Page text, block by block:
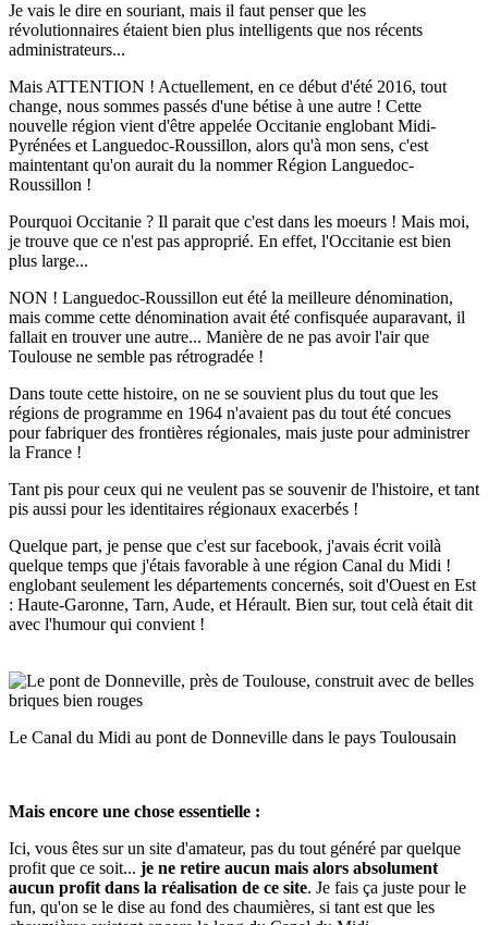
Je vais le dire en souriant, mais il faut penser que les
révolutionnaires étaient bien plus intelligents que nos récents
administrateurs...
Mais ATTENTION ! Actuellement, en ce début d'été 2016, tout
change, nous sommes passés d'une bétise à une autre ! Cette
nouvelle région vient d'être appelée Occitanie englobant Midi-
Pyrénées et Languedoc-Roussillon, alors qu'à mon sens, c'est
maintentant qu'on aurait du la nommer Région Languedoc-
Roussillon !
Pourquoi Occitanie ? Il parait que c'est dans les moeurs ! Mais moi,
je trouve que ce n'est pas approprié. En effet, l'Occitanie est bien
plus large...
NON ! Languedoc-Roussillon eut été la meilleure dénomination,
mais comme cette dénomination avait été confisquée auparavant, il
fallait en trouver une autre... Manière de ne pas avoir l'air que
Toulouse ne semble pas rétrogradée !
Dans toute cette histoire, on ne se souvient plus du tout que les
régions de programme en 1964 n'avaient pas du tout été concues
pour fabriquer des frontières régionales, mais juste pour administrer
la France !
Tant pis pour ceux qui ne veulent pas se souvenir de l'histoire, et tant
pis aussi pour les identitaires régionaux exacerbés !
Quelque part, je pense que c'est sur facebook, j'avais écrit voilà
quelque temps que j'étais favorable à une région Canal du Midi !
englobant seulement les départements concernés, soit d'Ouest en Est
: Haute-Garonne, Tarn, Aude, et Hérault. Bien sur, tout celà était dit
avec l'humour qui convient !
Le Canal du Midi au pont de Donneville dans le pays Toulousain
Mais encore une chose essentielle :
Ici, vous êtes sur un site d'amateur, pas du tout généré par quelque
profit que ce soit... je ne retire aucun mais alors absolument
aucun profit dans la réalisation de ce site. Je fais ça juste pour le
fun, qu'on se le dise au fond des chaumières, si tant est que les